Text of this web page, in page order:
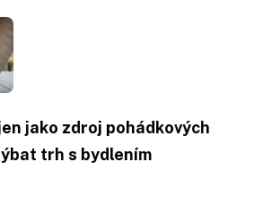
jako zdroj pohádkových
trh s bydlením